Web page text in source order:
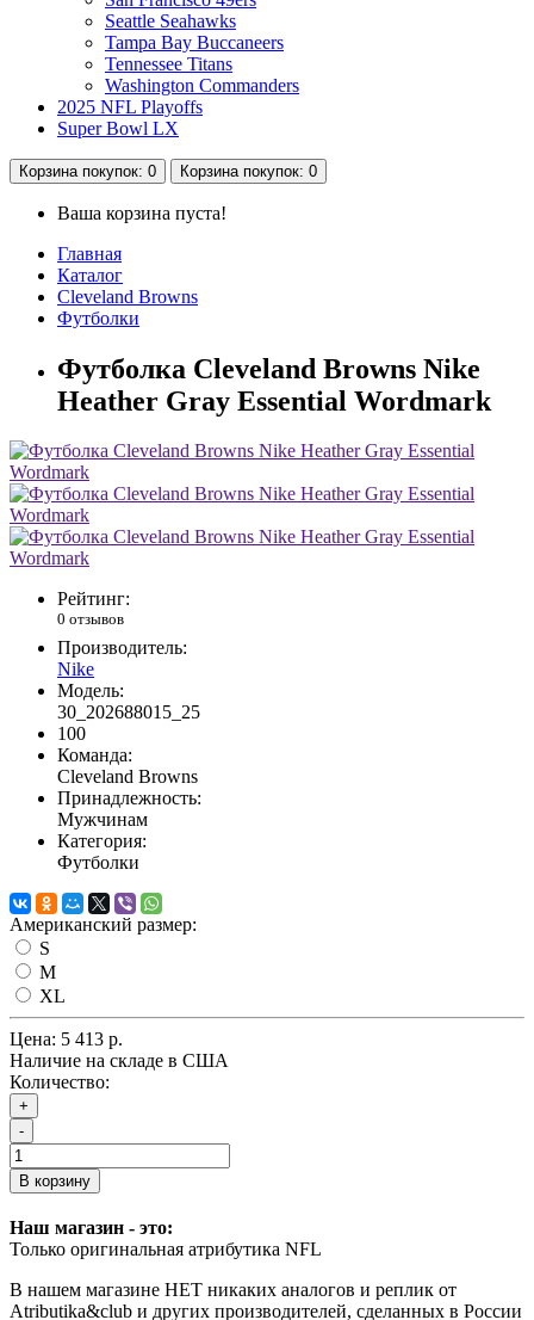
Seattle Seahawks
Tampa Bay Buccaneers
Tennessee Titans
Washington Commanders
2025 NFL Playoffs
Super Bowl LX
Корзина покупок: 0 Корзина покупок: 0
Ваша корзина пуста!
Главная
Каталог
Cleveland Browns
Футболки
Футболка Cleveland Browns Nike
Heather Gray Essential Wordmark
Рейтинг:
0 отзывов
Производитель:
Nike
Модель:
30_202688015_25
100
Команда:
Cleveland Browns
Принадлежность:
Мужчинам
Категория:
Футболки
Американский размер:
S
M
XL
Цена: 5 413 р.
Наличие на складе в США
Количество:
+
-
В корзину
Наш магазин - это:
Только оригинальная атрибутика NFL
В нашем магазине НЕТ никаких аналогов и реплик от
Atributika&club и других производителей, сделанных в России